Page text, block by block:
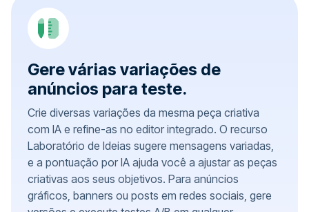
Gere várias variações de
anúncios para teste.
Crie diversas variações da mesma peça criativa
com IA e refine-as no editor integrado. O recurso
Laboratório de Ideias sugere mensagens variadas,
e a pontuação por IA ajuda você a ajustar as peças
criativas aos seus objetivos. Para anúncios
gráficos, banners ou posts em redes sociais, gere